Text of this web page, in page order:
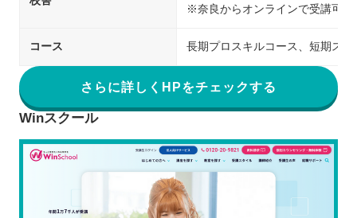
※奈良からオンラインで受講可能
コース 長期プロスキルコース、短期ス
さらに詳しくHPをチェックする
Winスクール